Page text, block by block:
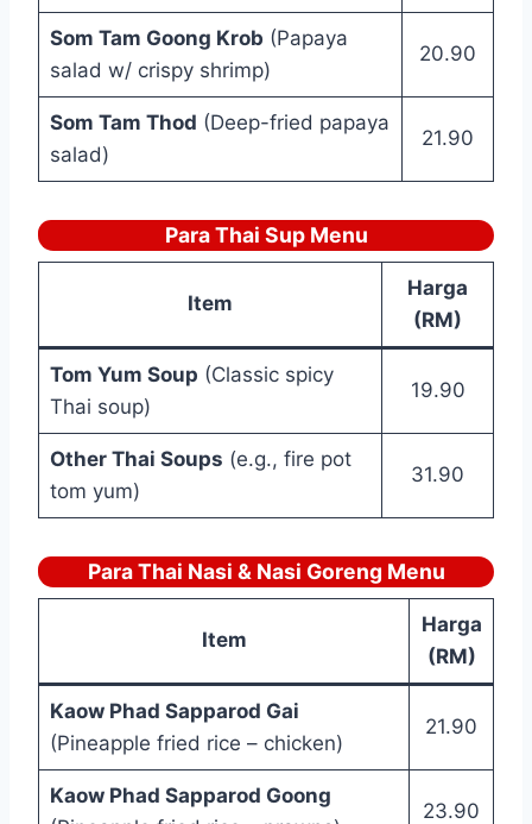
Som Tam Goong Krob (Papaya
salad w/ crispy shrimp)
20.90
Som Tam Thod (Deep-fried papaya
salad)
21.90
Para Thai Sup Menu
Item
Harga
(RM)
Tom Yum Soup (Classic spicy
Thai soup)
19.90
Other Thai Soups (e.g., fire pot
tom yum)
31.90
Para Thai Nasi & Nasi Goreng Menu
Item
Harga
(RM)
Kaow Phad Sapparod Gai
(Pineapple fried rice – chicken)
21.90
Kaow Phad Sapparod Goong
23.90